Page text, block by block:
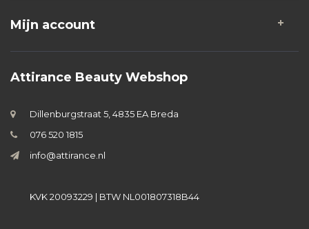
Mijn account
Attirance Beauty Webshop
Dillenburgstraat 5, 4835 EA Breda
076 520 1815
info@attirance.nl
KVK 20093229 | BTW NL001807318B44